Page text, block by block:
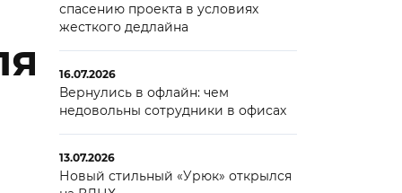
спасению проекта в условиях
жесткого дедлайна
16.07.2026
Вернулись в офлайн: чем
недовольны сотрудники в офисах
13.07.2026
Новый стильный «Урюк» открылся